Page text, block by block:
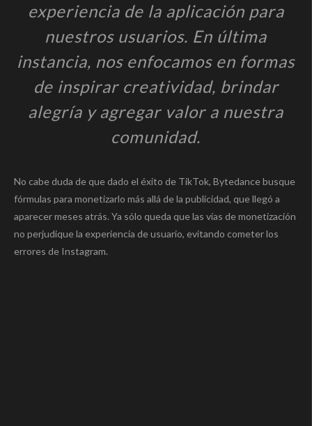
experiencia de la aplicación para
nuestros usuarios. En última
instancia, nos enfocamos en formas
de inspirar creatividad, brindar
alegría y agregar valor a nuestra
comunidad.
No cabe duda de que dado el éxito de TikTok, Bytedance busque
fórmulas para monetizarlo más allá de la publicidad, que llegó a
aparecer meses atrás. Ya sólo queda que las vías de monetización
no perjudique la experiencia de usuario, evitando cometer los
errores de Instagram.